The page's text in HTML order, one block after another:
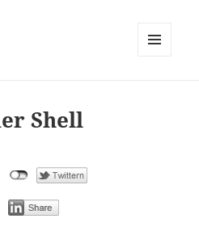
Shell